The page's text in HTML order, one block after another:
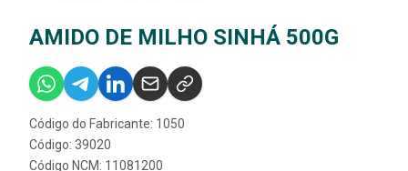
AMIDO DE MILHO SINHÁ 500G
Código do Fabricante: 1050
Código: 39020
Código NCM: 11081200